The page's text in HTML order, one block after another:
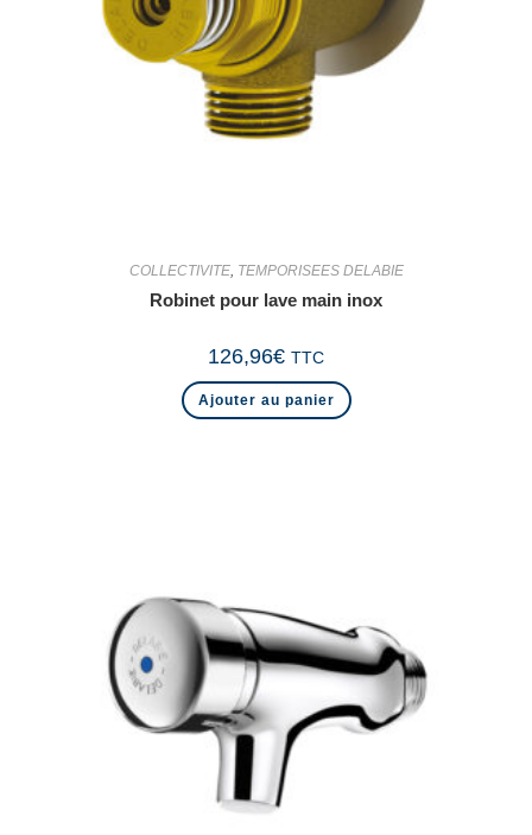
COLLECTIVITE, TEMPORISEES DELABIE
Robinet pour lave main inox
126,96€ TTC
Ajouter au panier